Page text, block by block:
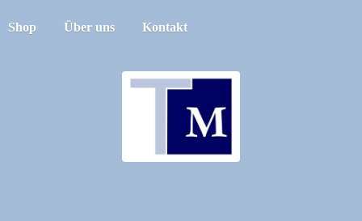
Shop Über uns Kontakt